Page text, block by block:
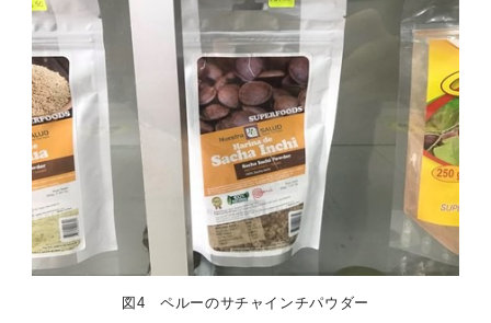
図4 ペルーのサチャインチパウダー